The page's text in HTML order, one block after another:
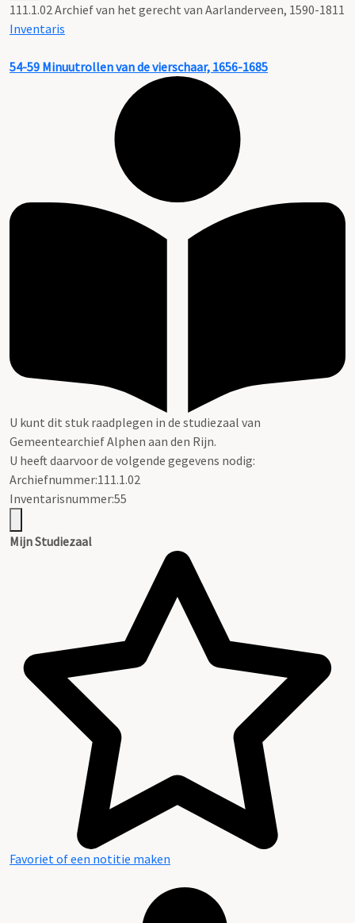
111.1.02 Archief van het gerecht van Aarlanderveen, 1590-1811
Inventaris
54-59 Minuutrollen van de vierschaar, 1656-1685
U kunt dit stuk raadplegen in de studiezaal van
Gemeentearchief Alphen aan den Rijn.
U heeft daarvoor de volgende gegevens nodig:
Archiefnummer:111.1.02
Inventarisnummer:55
Mijn Studiezaal
Favoriet of een notitie maken